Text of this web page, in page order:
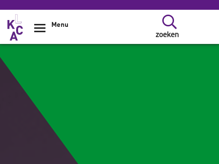
Overslaan en naar de inhoud gaan
zoeken
Menu